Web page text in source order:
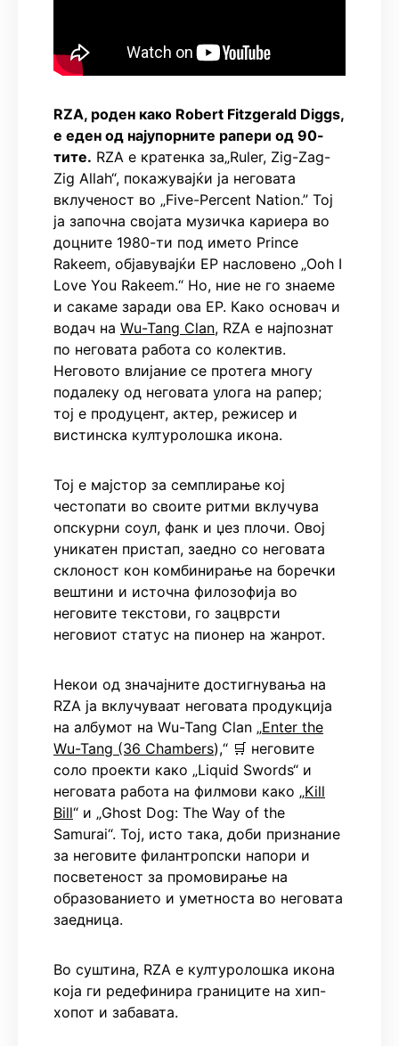
RZA, роден како Robert Fitzgerald Diggs,
е еден од најупорните рапери од 90-
тите. RZA е кратенка за„Ruler, Zig-Zag-
Zig Allah“, покажувајќи ја неговата
вклученост во „Five-Percent Nation.” Тој
ја започна својата музичка кариера во
доцните 1980-ти под името Prince
Rakeem, објавувајќи EP насловено „Ooh I
Love You Rakeem.“ Но, ние не го знаеме
и сакаме заради ова ЕР. Како основач и
водач на Wu-Tang Clan, RZA е најпознат
по неговата работа со колектив.
Неговото влијание се протега многу
подалеку од неговата улога на рапер;
тој е продуцент, актер, режисер и
вистинска културолошка икона.
Тој е мајстор за семплирање кој
честопати во своите ритми вклучува
опскурни соул, фанк и џез плочи. Овој
уникатен пристап, заедно со неговата
склоност кон комбинирање на боречки
вештини и источна филозофија во
неговите текстови, го зацврсти
неговиот статус на пионер на жанрот.
Некои од значајните достигнувања на
RZA ја вклучуваат неговата продукција
на албумот на Wu-Tang Clan „Enter the
Wu-Tang (36 Chambers),“ 🛒 неговите
соло проекти како „Liquid Swords“ и
неговата работа на филмови како „Kill
Bill“ и „Ghost Dog: The Way of the
Samurai“. Тој, исто така, доби признание
за неговите филантропски напори и
посветеност за промовирање на
образованието и уметноста во неговата
заедница.
Во суштина, RZA е културолошка икона
која ги редефинира границите на хип-
хопот и забавата.